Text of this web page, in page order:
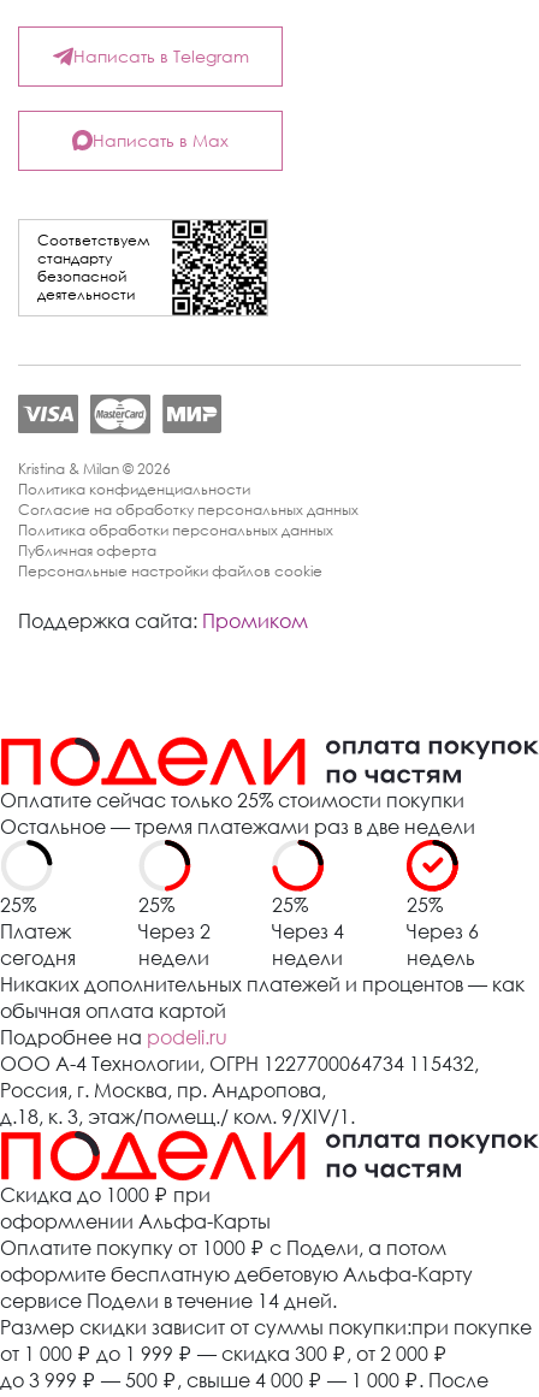
Соответствуем
стандарту
безопасной
деятельности
Написать в Telegram
Написать в Max
Kristina & Milan © 2026
Политика конфиденциальности
Согласие на обработку персональных данных
Политика обработки персональных данных
Публичная оферта
Персональные настройки файлов cookie
Поддержка сайта: Промиком
Оплатите сейчас только 25% стоимости покупки
Остальное — тремя платежами раз в две недели
25%
Платеж
сегодня
25%
Через 2
недели
25%
Через 4
недели
25%
Через 6
недель
Никаких дополнительных платежей и процентов — как
обычная оплата картой
Подробнее на podeli.ru
ООО А-4 Технологии, ОГРН 1227700064734 115432,
Россия, г. Москва, пр. Андропова,
д.18, к. 3, этаж/помещ./ ком. 9/XIV/1.
Cкидка до 1000 ₽ при
оформлении Альфа-Карты
Оплатите покупку от 1000 ₽ с Подели, а потом
оформите бесплатную дебетовую Альфа-Карту
сервисе Подели в течение 14 дней.
Размер скидки зависит от суммы покупки:при покупке
от 1 000 ₽ до 1 999 ₽ — скидка 300 ₽ , от 2 000 ₽
до 3 999 ₽ — 500 ₽ , свыше 4 000 ₽ — 1 000 ₽. После